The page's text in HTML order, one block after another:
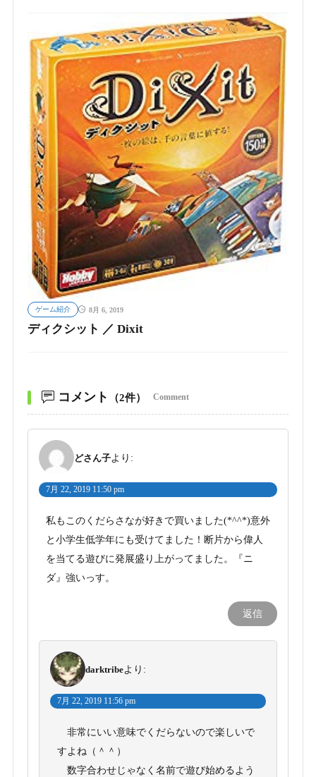
ゲーム紹介 8月 6, 2019
ディクシット ／ Dixit
コメント （2件） Comment
どさん子より:
7月 22, 2019 11:50 pm
私もこのくだらさなが好きで買いました(*^^*)意外
と小学生低学年にも受けてました！断片から偉人
を当てる遊びに発展盛り上がってました。『ニ
ダ』強いっす。
返信
darktribeより:
7月 22, 2019 11:56 pm
非常にいい意味でくだらないので楽しいで
すよね（＾＾）
数字合わせじゃなく名前で遊び始めるよう